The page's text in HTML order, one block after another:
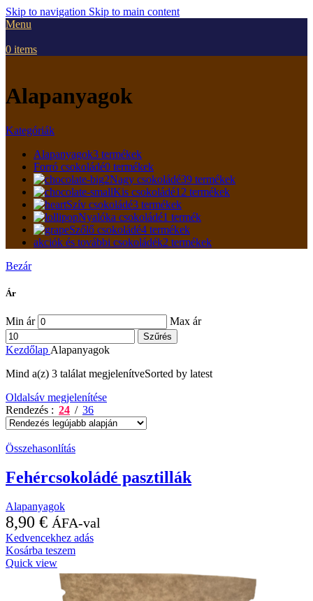
Skip to navigation Skip to main content
Menu
0 items
Alapanyagok
Kategóriák
Alapanyagok3 termékek
Forró csokoládé0 termékek
Nagy csokoládé39 termékek
Kis csokoládé12 termékek
Szív csokoládé3 termékek
Nyalóka csokoládé1 termék
Szőlő csokoládé4 termékek
akciók és további csokoládék2 termékek
Bezár
Ár
Min ár Max ár
Szűrés
Kezdőlap Alapanyagok
Mind a(z) 3 találat megjelenítveSorted by latest
Oldalsáv megjelenítése
Rendezés
24 36
Összehasonlítás
Fehércsokoládé pasztillák
Alapanyagok
8,90 € ÁFA-val
Kedvencekhez adás
Kosárba teszem
Quick view